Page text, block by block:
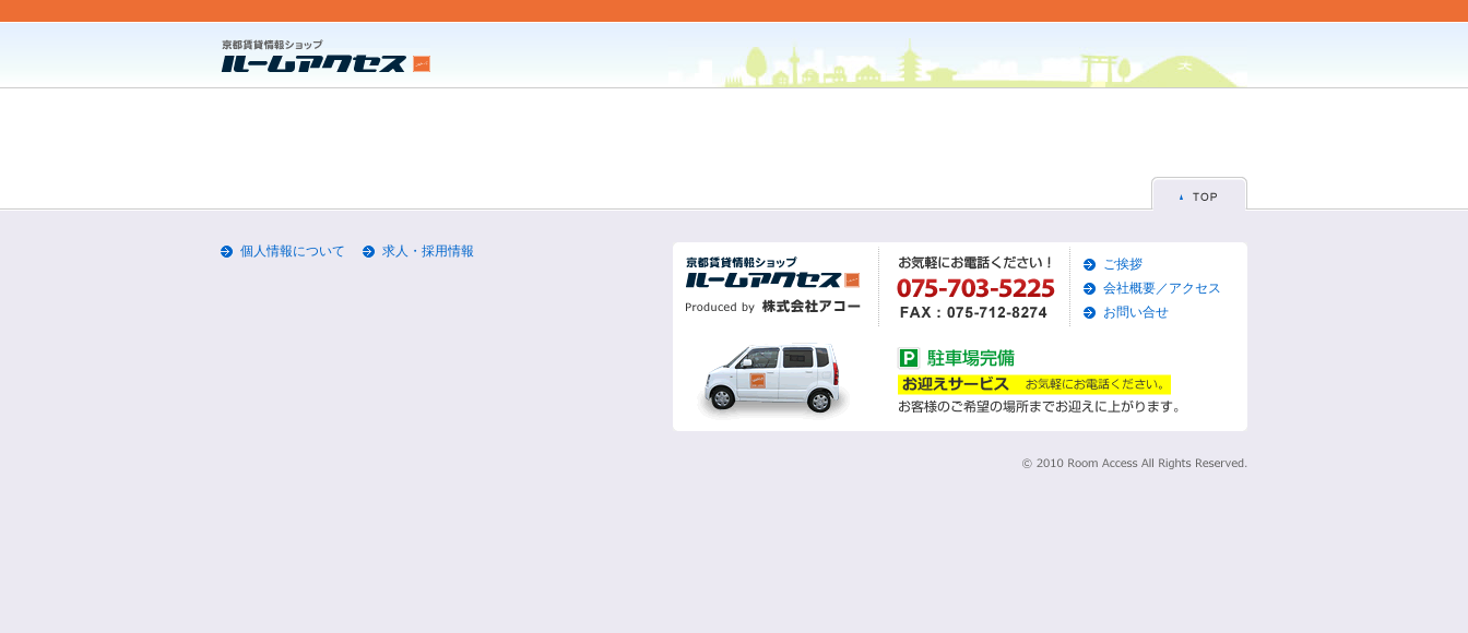
個人情報について
求人・採用情報
ご挨拶
会社概要／アクセス
お問い合せ